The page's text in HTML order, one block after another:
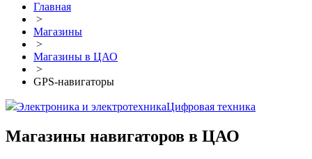
Главная
>
Магазины
>
Магазины в ЦАО
>
GPS-навигаторы
Электроника и электротехникаЦифровая техника
Магазины навигаторов в ЦАО